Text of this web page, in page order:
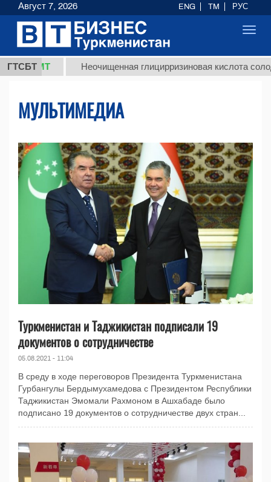
ГТСБТ Неочищенная глицирризиновая кислота солодкового
МУЛЬТИМЕДИА
Туркменистан и Таджикистан подписали 19
документов о сотрудничестве
05.08.2021 - 11:04
В среду в ходе переговоров Президента Туркменистана
Гурбангулы Бердымухамедова с Президентом Республики
Таджикистан Эмомали Рахмоном в Ашхабаде было
подписано 19 документов о сотрудничестве двух стран...
Август 7, 2026 ENG TM РУС